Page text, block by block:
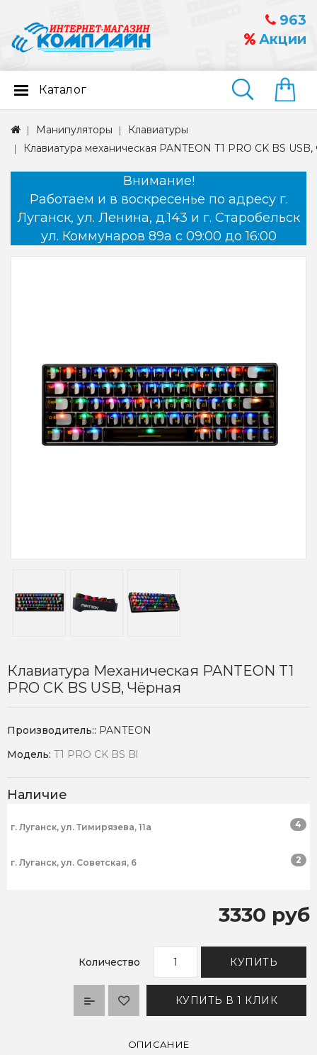
963
Акции
Найти
Каталог
Манипуляторы
Клавиатуры
Клавиатура механическая PANTEON T1 PRO CK BS USB,
Внимание!
Работаем и в воскресенье по адресу г.
Луганск, ул. Ленина, д.143 и г. Старобельск
ул. Коммунаров 89а с 09:00 до 16:00
Клавиатура Механическая PANTEON T1
PRO CK BS USB, Чёрная
Производитель:: PANTEON
Модель: T1 PRO CK BS Bl
Наличие
г. Луганск, ул. Тимирязева, 11а 4
г. Луганск, ул. Советская, 6 2
3330 руб
Количество КУПИТЬ
КУПИТЬ В 1 КЛИК
ОПИСАНИЕ